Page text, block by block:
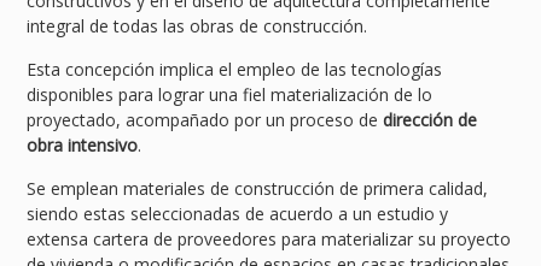
constructivos y en el diseño de aquitectura completamente
integral de todas las obras de construcción.
Esta concepción implica el empleo de las tecnologías
disponibles para lograr una fiel materialización de lo
proyectado, acompañado por un proceso de dirección de
obra intensivo.
Se emplean materiales de construcción de primera calidad,
siendo estas seleccionadas de acuerdo a un estudio y
extensa cartera de proveedores para materializar su proyecto